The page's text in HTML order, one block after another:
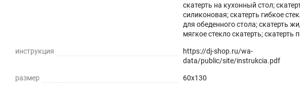
практичное решение для защиты плоских горизонтальных
экологически чистый ПВХ-материал с характеристиками
ПРЕИМУЩЕСТВА ГИБКОГО СТЕКЛА
Легко мыть и протирать
скатерть на кухонный стол;
силиконовая; скатерть гибкое
для обеденного стола; скатерть
мягкое стекло скатерть; скатерть
инструкция
https://dj-shop.ru/wa-
data/public/site/instrukcia.pdf
размер 60x130